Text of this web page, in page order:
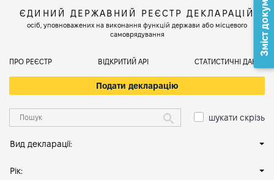
ЄДИНИЙ ДЕРЖАВНИЙ РЕЄСТР ДЕКЛАРАЦІЙ
осіб, уповноважених на виконання функцій держави або місцевого
самоврядування
ПРО РЕЄСТР ВІДКРИТИЙ АРІ СТАТИСТИЧНІ ДАНІ
Подати декларацію
шукати скрізь
Вид декларації:
Рік:
Зміст документа